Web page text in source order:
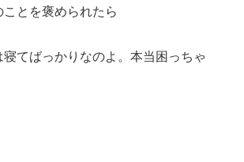
とを褒められたら
寝てばっかりなのよ。本当困っちゃ